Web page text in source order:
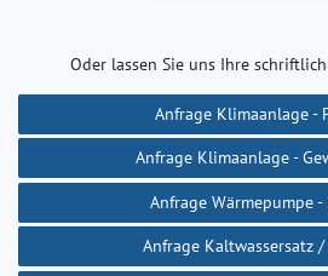
Oder lassen Sie uns Ihre
Anfrage Klimaanlage -
Anfrage Klimaanlage -
Anfrage Wärmepumpe
Anfrage Kaltwassersatz